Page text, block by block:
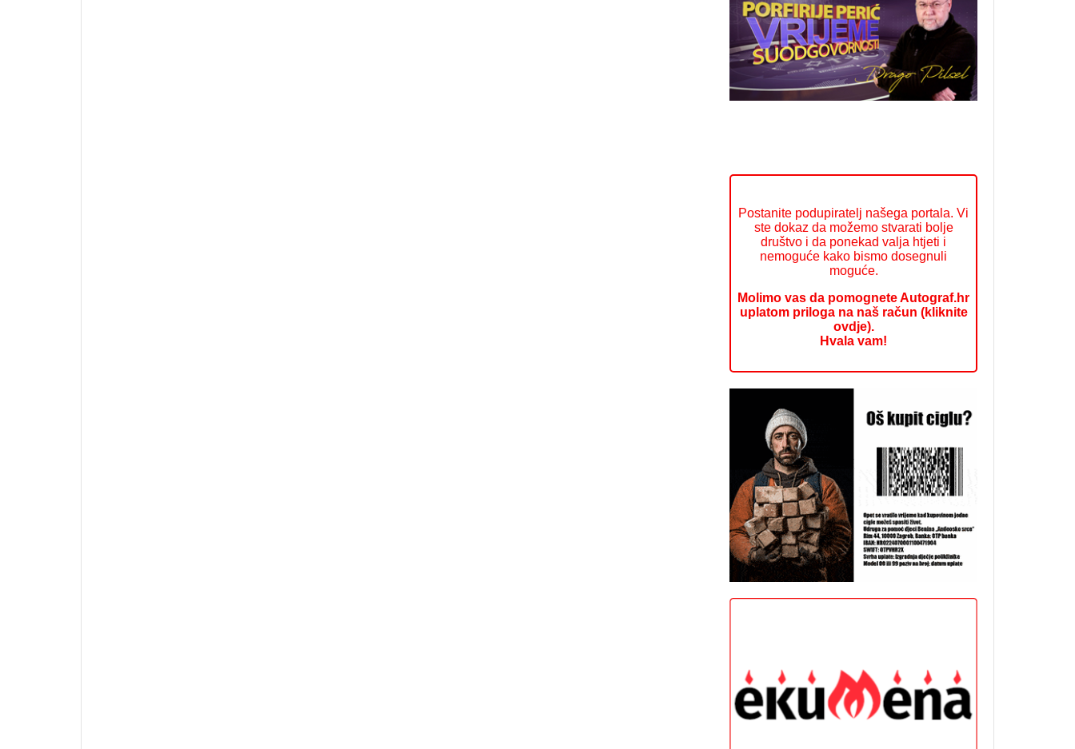
Postanite podupiratelj našega portala. Vi
ste dokaz da možemo stvarati bolje
društvo i da ponekad valja htjeti i
nemoguće kako bismo dosegnuli
moguće.
Molimo vas da pomognete Autograf.hr
uplatom priloga na naš račun (kliknite
ovdje).
Hvala vam!